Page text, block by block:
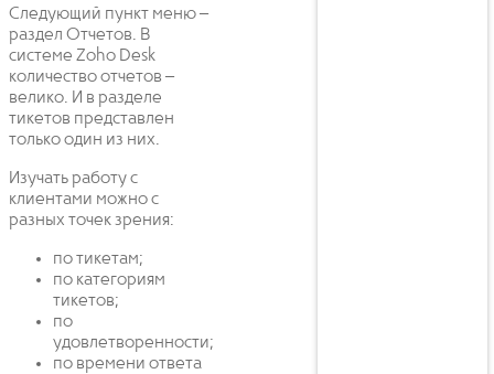
Следующий пункт меню –
раздел Отчетов. В
системе Zoho Desk
количество отчетов –
велико. И в разделе
тикетов представлен
только один из них.
Изучать работу с
клиентами можно с
разных точек зрения:
по тикетам;
по категориям
тикетов;
по
удовлетворенности;
по времени ответа